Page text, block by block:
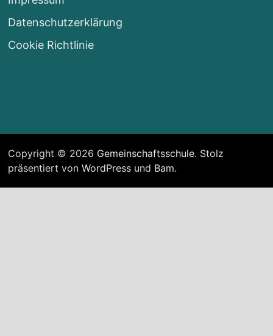
Datenschutzerklärung
Cookie Richtlinie
Copyright © 2026 Gemeinschaftsschule. Stolz
präsentiert von WordPressund Bam.